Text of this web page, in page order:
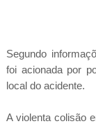
Segundo
foi acionada por
local do acidente.
A violenta colisão